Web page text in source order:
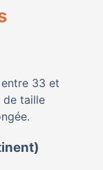
33 et
de taille